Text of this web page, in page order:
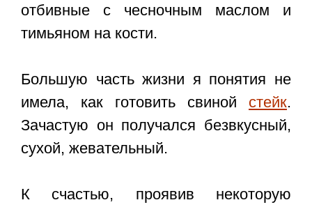
отбивные с чесночным маслом и
тимьяном на кости.
Большую часть жизни я понятия не
имела, как готовить свиной стейк.
Зачастую он получался безвкусный,
сухой, жевательный.
К счастью, проявив некоторую